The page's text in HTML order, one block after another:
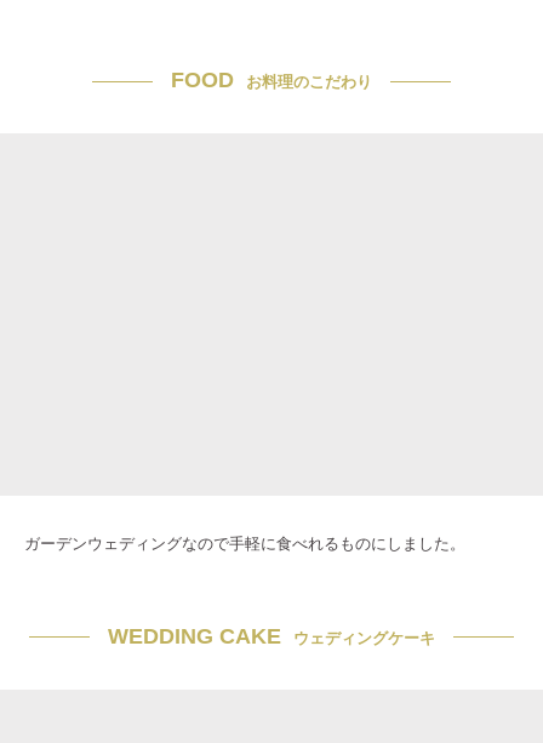
FOOD お料理のこだわり
ガーデンウェディングなので手軽に食べれるものにしました。
WEDDING CAKE ウェディングケーキ